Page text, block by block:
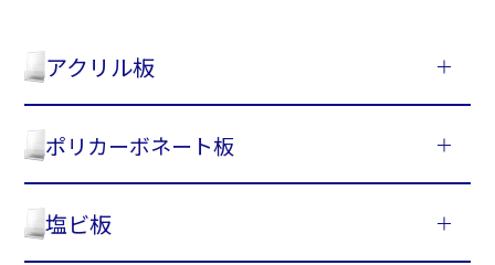
アクリル板
ポリカーボネート板
塩ビ板